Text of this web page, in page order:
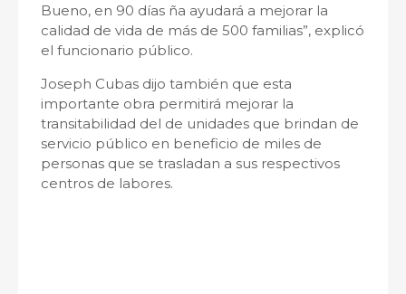
Bueno, en 90 días ña ayudará a mejorar la
calidad de vida de más de 500 familias”, explicó
el funcionario público.
Joseph Cubas dijo también que esta
importante obra permitirá mejorar la
transitabilidad del de unidades que brindan de
servicio público en beneficio de miles de
personas que se trasladan a sus respectivos
centros de labores.